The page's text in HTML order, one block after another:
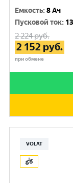
Емкость:8 Ач
Пусковой ток:
2 224руб.
2 152 руб.
при обмене
VOLAT